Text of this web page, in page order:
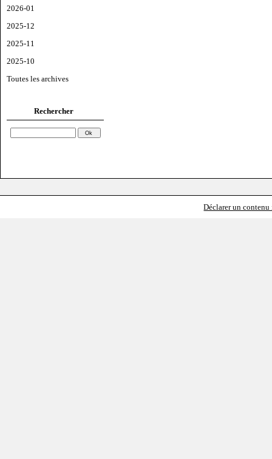
2026-01
2025-12
2025-11
2025-10
Toutes les archives
Rechercher
Déclarer un